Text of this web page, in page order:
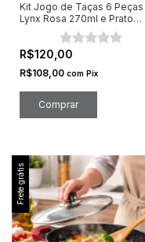
Kit Jogo de Taças 6 Peças
Lynx Rosa 270ml e Prato
R$120,00
R$108,00 com Pix
Frete grátis